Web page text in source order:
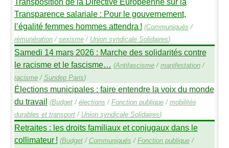
Transparence salariale : Pour le gouvernement,
l’égalité femmes hommes attendra ! (Communiqués /
rémunération/ sexisme/ Union syndicale Solidaires)
Samedi 14 mars 2026 : Marche des solidarités contre
le racisme et le fascisme… (Antifascisme/ manifestation/
racisme/ SundepParis)
Élections municipales : faire entendre la voix du monde
du travail (Budget/ élections / Fonction publique/ mobilités
durables et transport/ Union syndicale Solidaires)
Retraites : les droits familiaux et conjugaux dans le
collimateur ! (Budget/ Communiqués / Fonction publique/